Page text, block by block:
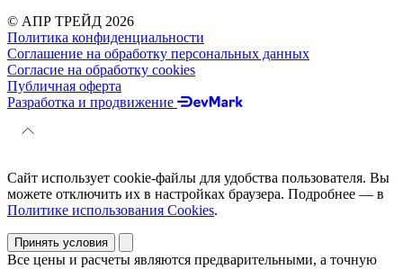
© АПР ТРЕЙД 2026
Политика конфиденциальности
Соглашение на обработку персональных данных
Согласие на обработку cookies
Публичная оферта
Разработка и продвижение
Сайт использует cookie-файлы для удобства пользователя. Вы
можете отключить их в настройках браузера. Подробнее — в
Политике использования Cookies.
Принять условия
Все цены и расчеты являются предварительными, а точную